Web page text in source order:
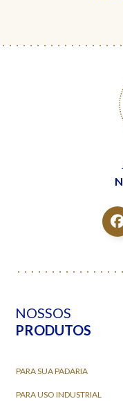
NOSSOS
PRODUTOS
PARA SUA PADARIA
PARA USO INDUSTRIAL